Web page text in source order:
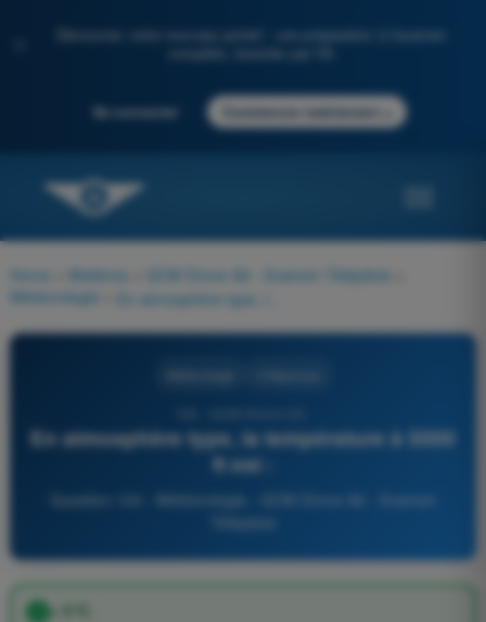
Découvrez notre nouveau portail : une préparation à l'examen
Se connecter Commencer maintenant
Home Matières QCM Drone A2 - Examen Télépilote
Météorologie
En atmosphère type, la température à 5000
ft est :
Question 124 - Météorologie - QCM Drone A2 - Examen
+ 5°C.